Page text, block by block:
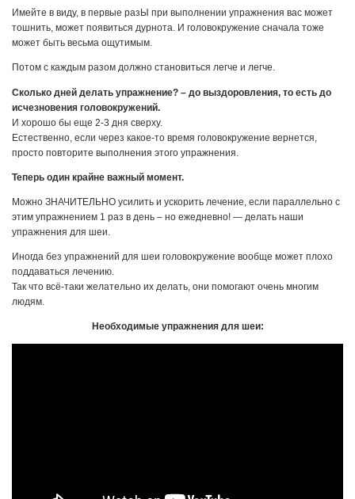
Имейте в виду, в первые разЫ при выполнении упражнения вас может
тошнить, может появиться дурнота. И головокружение сначала тоже
может быть весьма ощутимым.
Потом с каждым разом должно становиться легче и легче.
Сколько дней делать упражнение? – до выздоровления, то есть до
исчезновения головокружений.
И хорошо бы еще 2-3 дня сверху.
Естественно, если через какое-то время головокружение вернется,
просто повторите выполнения этого упражнения.
Теперь один крайне важный момент.
Можно ЗНАЧИТЕЛЬНО усилить и ускорить лечение, если параллельно с
этим упражнением 1 раз в день – но ежедневно! — делать наши
упражнения для шеи.
Иногда без упражнений для шеи головокружение вообще может плохо
поддаваться лечению.
Так что всё-таки желательно их делать, они помогают очень многим
людям.
Необходимые упражнения для шеи: